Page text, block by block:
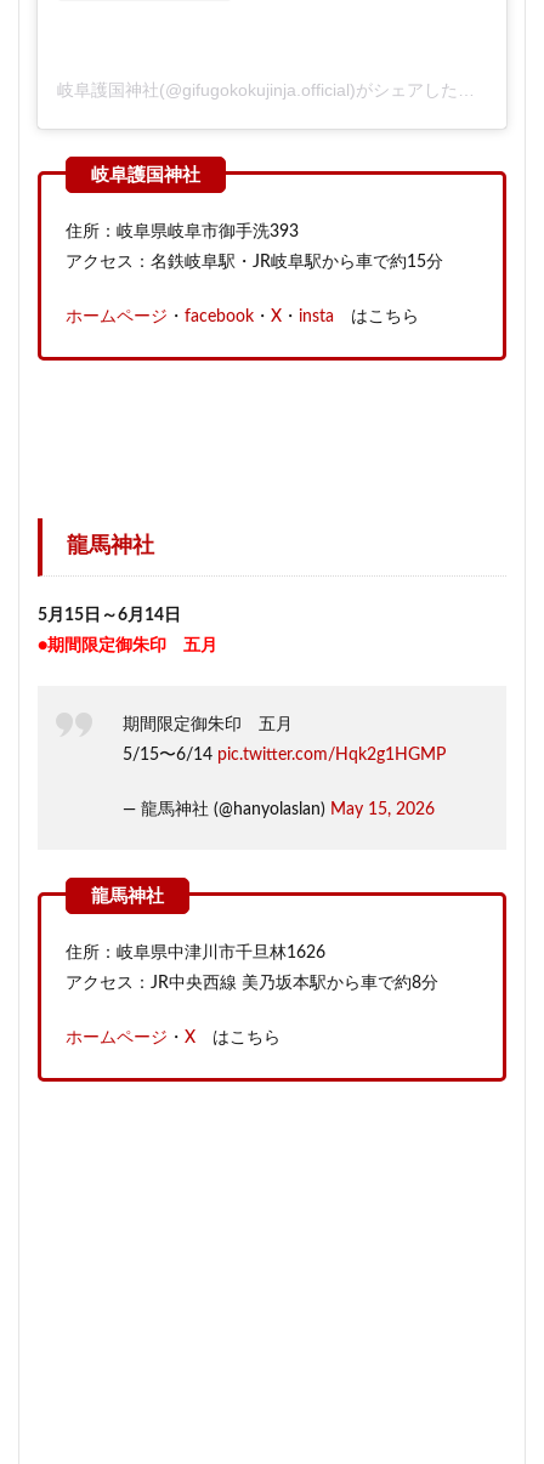
住所：岐阜県岐阜市御手洗393
アクセス：名鉄岐阜駅・JR岐阜駅から車で約15分
ホームページ ・ facebook ・ X ・ insta はこちら
龍馬神社
5月15日～6月14日
●期間限定御朱印 五月
期間限定御朱印 五月
5/15〜6/14 pic.twitter.com/Hqk2g1HGMP
— 龍馬神社 (@hanyolaslan) May 15, 2026
住所：岐阜県中津川市千旦林1626
アクセス：JR中央西線 美乃坂本駅から車で約8分
ホームページ ・ X はこちら